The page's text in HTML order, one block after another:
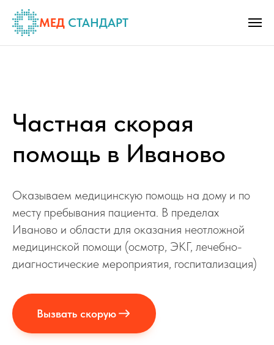
МЕД СТАНДАРТ
Частная скорая
помощь в Иваново
Оказываем медицинскую помощь на дому и по
месту пребывания пациента. В пределах
Иваново и области для оказания неотложной
медицинской помощи (осмотр, ЭКГ, лечебно-
диагностические мероприятия, госпитализация)
Вызвать скорую